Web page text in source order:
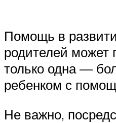
Помощь в
родителей может
только одна —
ребенком с
Не важно,